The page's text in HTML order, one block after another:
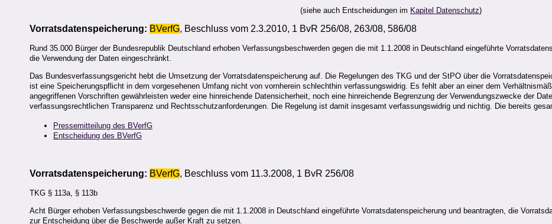
(siehe auch Entscheidungen im Kapitel Datenschutz)
Vorratsdatenspeicherung: BVerfG, Beschluss vom 2.3.2010, 1 BvR 256/08, 263/08, 586/08
Rund 35.000 Bürger der Bundesrepublik Deutschland erhoben Verfassungsbeschwerden gegen die mit 1.1.2008 in Deutschland eingeführte
die Verwendung der Daten eingeschränkt.
Das Bundesverfassungsgericht hebt die Umsetzung der Vorratsdatenspeicherung auf. Die Regelungen des TKG und der StPO über die
ist eine Speicherungspflicht in dem vorgesehenen Umfang nicht von vornherein schlechthin verfassungswidrig. Es fehlt aber an einer dem
angegriffenen Vorschriften gewährleisten weder eine hinreichende Datensicherheit, noch eine hinreichende Begrenzung der Verwendungszwecke der
verfassungsrechtlichen Transparenz und Rechtsschutzanforderungen. Die Regelung ist damit insgesamt verfassungswidrig und nichtig. Die bereits
Pressemitteilung des BVerfG
Entscheidung des BVerfG
Vorratsdatenspeicherung: BVerfG, Beschluss vom 11.3.2008, 1 BvR 256/08
TKG § 113a, § 113b
Acht Bürger erhoben Verfassungsbeschwerde gegen die mit 1.1.2008 in Deutschland eingeführte Vorratsdatenspeicherung und beantragten, die
zur Entscheidung über die Beschwerde außer Kraft zu setzen.